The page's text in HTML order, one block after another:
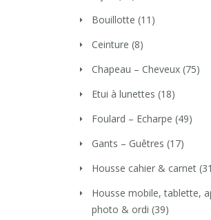
Bouillotte (11)
Ceinture (8)
Chapeau – Cheveux (75)
Etui à lunettes (18)
Foulard – Echarpe (49)
Gants – Guêtres (17)
Housse cahier & carnet
Housse mobile, tablette,
photo & ordi (39)